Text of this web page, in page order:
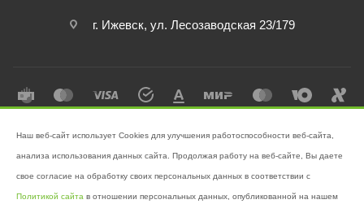
г. Ижевск, ул. Лесозаводская 23/179
поддержании чистоты!
Наш веб-сайт использует Cookies для улучшения работоспособности веб-сайта,
анализа использования данных сайта. Продолжая работу на веб-сайте, Вы даете
свое согласие на обработку своих персональных данных в соответствии с
Политикой сайта в отношении персональных данных, опубликованной на нашем